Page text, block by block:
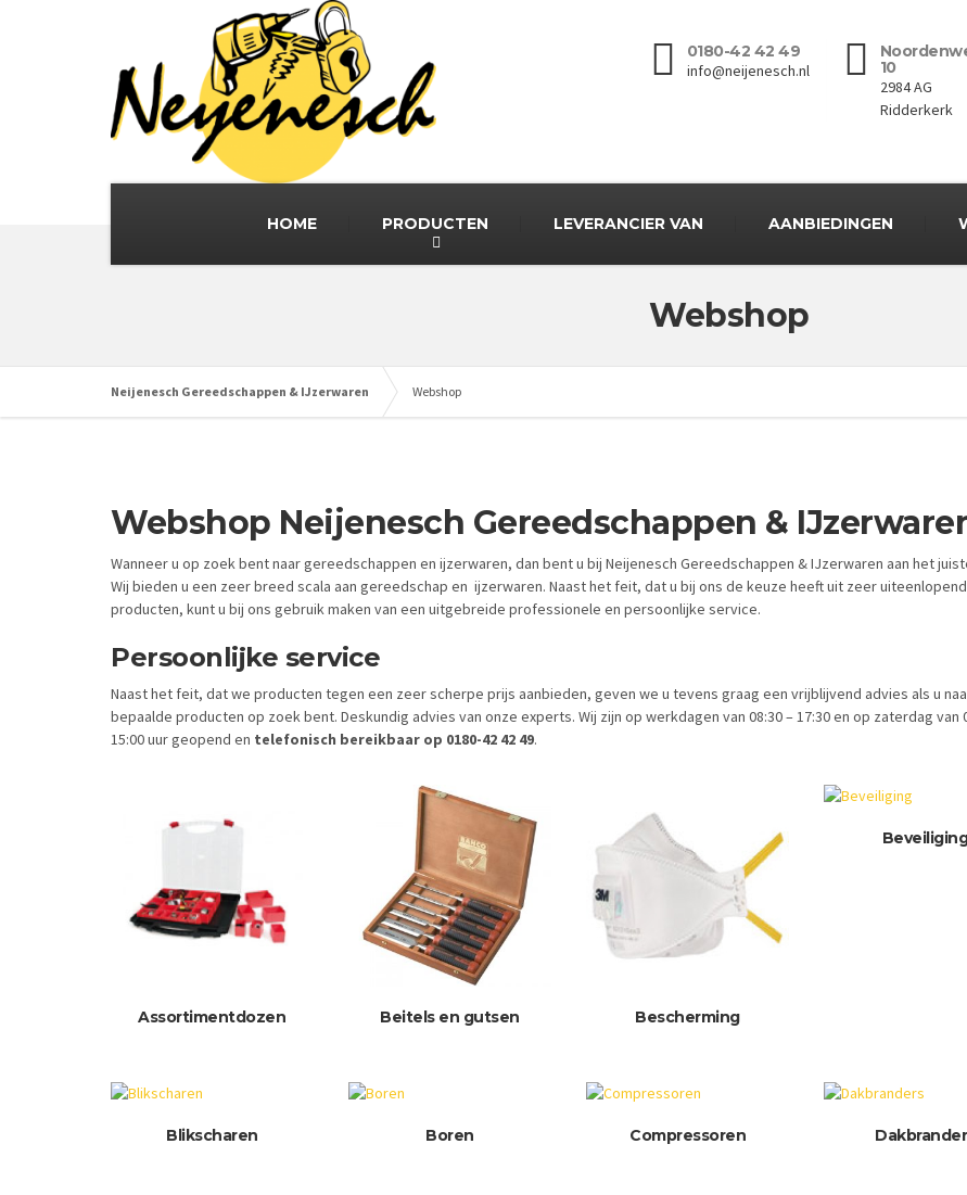
0180-42 42 49
info@neijenesch.nl
10
2984 AG
Ridderkerk
HOME PRODUCTEN LEVERANCIER VAN AANBIEDINGEN
Webshop
Neijenesch Gereedschappen & IJzerwaren Webshop
Webshop Neijenesch Gereedschappen &
Wanneer u op zoek bent naar gereedschappen en ijzerwaren, dan bent u bij Neijenesch Gereedschappen & IJzerwaren aan het
Wij bieden u een zeer breed scala aan gereedschap en ijzerwaren. Naast het feit, dat u bij ons de keuze heeft uit zeer
producten, kunt u bij ons gebruik maken van een uitgebreide professionele en persoonlijke service.
Persoonlijke service
Naast het feit, dat we producten tegen een zeer scherpe prijs aanbieden, geven we u tevens graag een vrijblijvend advies als u
bepaalde producten op zoek bent. Deskundig advies van onze experts. Wij zijn op werkdagen van 08:30 – 17:30 en op zaterdag van
15:00 uur geopend en telefonisch bereikbaar op 0180-42 42 49.
Assortimentdozen Beitels en gutsen Bescherming
Blikscharen Boren Compressoren